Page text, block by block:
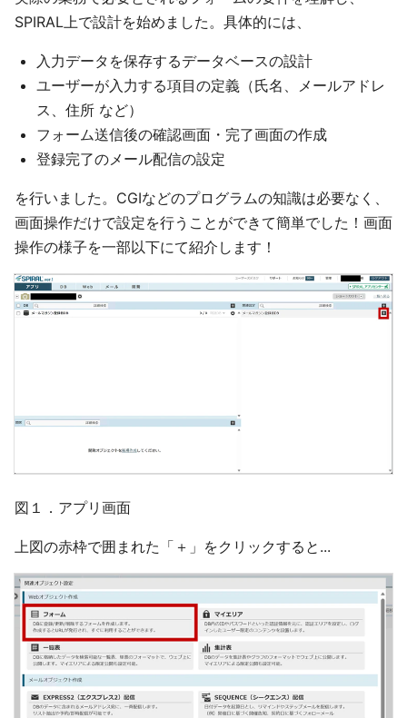
SPIRAL上で設計を始めました。具体的には、
入力データを保存するデータベースの設計
ユーザーが入力する項目の定義（氏名、メールアドレ
ス、住所 など）
フォーム送信後の確認画面・完了画面の作成
登録完了のメール配信の設定
を行いました。CGIなどのプログラムの知識は必要なく、
画面操作だけで設定を行うことができて簡単でした！画面
操作の様子を一部以下にて紹介します！
図１．アプリ画面
上図の赤枠で囲まれた「＋」をクリックすると...